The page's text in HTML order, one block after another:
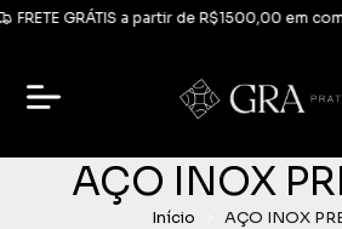
FRETE GRÁTIS a partir de R$1500,00 em
AÇO INOX
Início AÇO INOX